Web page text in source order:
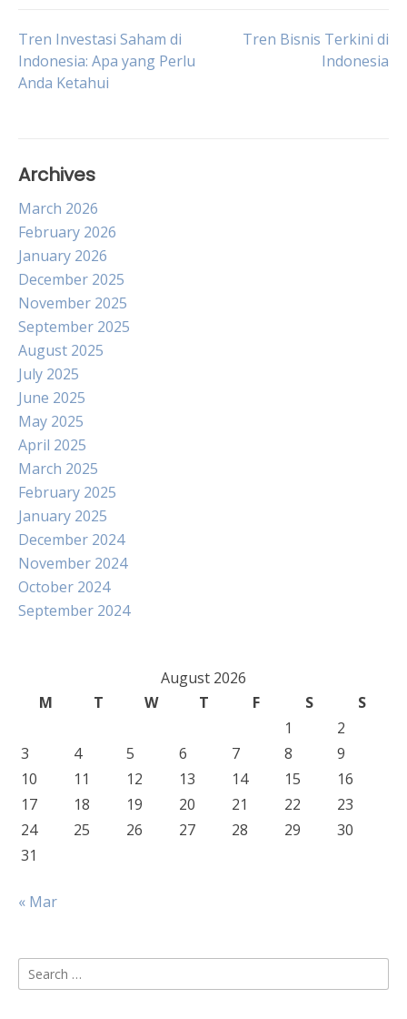
Post
navigation
Tren Investasi Saham di
Indonesia: Apa yang Perlu
Anda Ketahui
Tren Bisnis Terkini di
Indonesia
Archives
March 2026
February 2026
January 2026
December 2025
November 2025
September 2025
August 2025
July 2025
June 2025
May 2025
April 2025
March 2025
February 2025
January 2025
December 2024
November 2024
October 2024
September 2024
August 2026
M
T W T F S
S
1
2
3
4 5 6 7 8
9
10
11 12 13 14 15
16
17
18 19 20 21 22
23
24
25 26 27 28 29
30
31
« Mar
Search
for: